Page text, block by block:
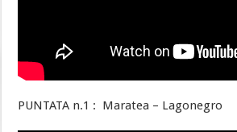
PUNTATA n.1 : Maratea – Lagonegro